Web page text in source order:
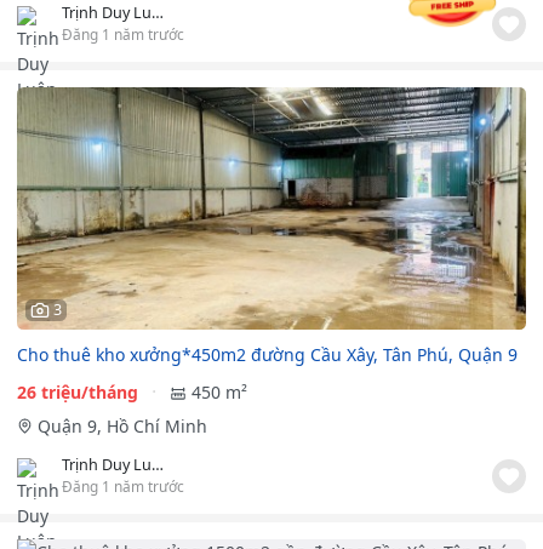
Trịnh Duy Luân TTB LAND
Đăng 1 năm trước
3
Cho thuê kho xưởng*450m2 đường Cầu Xây, Tân Phú, Quận 9
26 triệu/tháng
450 m²
Quận 9, Hồ Chí Minh
Trịnh Duy Luân TTB LAND
Đăng 1 năm trước